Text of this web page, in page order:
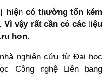
hiện có thường tốn kém
Vì vậy rất cần có các liệu
hơn.
nghiên cứu từ Đại học
Công nghệ Liên bang